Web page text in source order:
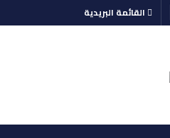
القائمة البريدية